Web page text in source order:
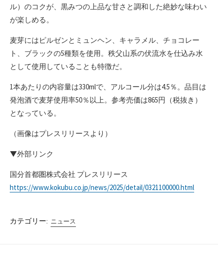
ル）のコクが、黒みつの上品な甘さと調和した絶妙な味わい
が楽しめる。
麦芽にはピルゼンとミュンヘン、キャラメル、チョコレー
ト、ブラックの5種類を使用。秩父山系の伏流水を仕込み水
として使用していることも特徴だ。
1本あたりの内容量は330mlで、アルコール分は4.5％。品目は
発泡酒で麦芽使用率50％以上。参考売価は865円（税抜き）
となっている。
（画像はプレスリリースより）
▼外部リンク
国分首都圏株式会社 プレスリリース
https://www.kokubu.co.jp/news/2025/detail/0321100000.html
カテゴリー: ニュース